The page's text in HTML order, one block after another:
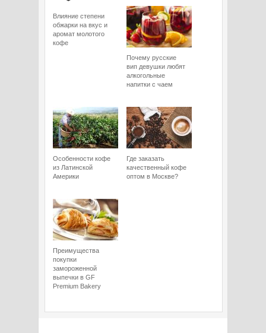
Влияние степени
обжарки на вкус и
аромат молотого
кофе
Почему русские
вип девушки любят
алкогольные
напитки с чаем
Особенности кофе
из Латинской
Америки
Где заказать
качественный кофе
оптом в Москве?
Преимущества
покупки
замороженной
выпечки в GF
Premium Bakery